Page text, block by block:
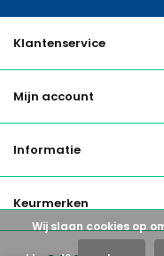
Klantenservice
Mijn account
Informatie
Keurmerken
Wij slaan cookies op